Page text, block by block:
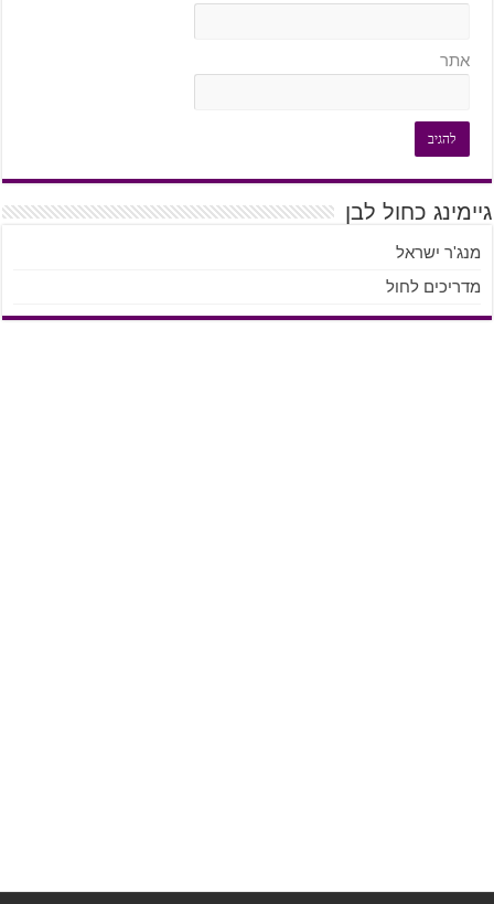
אתר
גיימינג כחול לבן
מנג'ר ישראל
מדריכים לחול